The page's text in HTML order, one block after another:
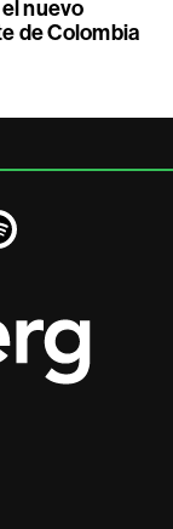
nuevo
de Colombia